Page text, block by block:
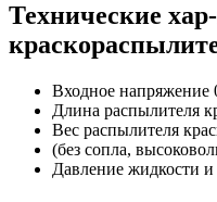
Технические
Входное напряжение
Длина распылителя
Вес распылителя
(без сопла,
Давление жидкости и